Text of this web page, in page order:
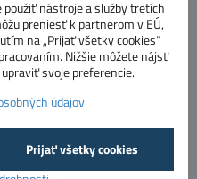
použiť nástroje a služby tretích
preniesť k partnerom v EÚ,
na „Prijať všetky cookies“
Nižšie môžete nájsť
svoje preferencie.
údajov
Prijať všetky cookies